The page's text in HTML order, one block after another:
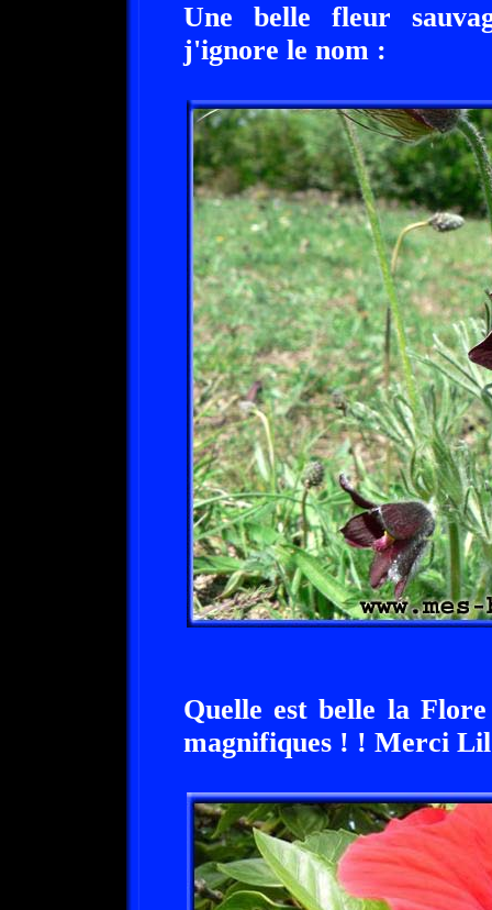
Une belle fleur
j'ignore le nom :
Quelle est belle la
magnifiques ! ! Merci